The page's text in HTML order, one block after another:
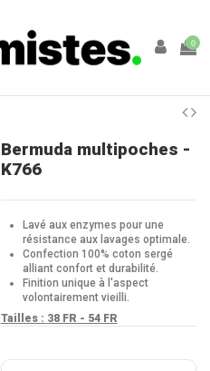
0
Bermuda multipoches -
K766
Lavé aux enzymes pour une
résistance aux lavages optimale.
Confection 100% coton sergé
alliant confort et durabilité.
Finition unique à l'aspect
volontairement vieilli.
Tailles : 38 FR - 54 FR